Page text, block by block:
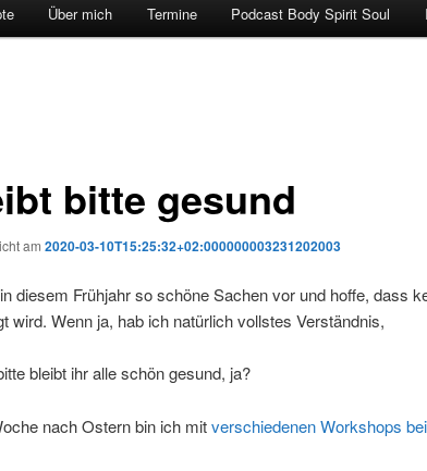
Über mich Termine Podcast Body Spirit Soul
bitte gesund
am 2020-03-10T15:25:32+02:000000003231202003
diesem Frühjahr so schöne Sachen vor und hoffe, dass
wird. Wenn ja, hab ich natürlich vollstes Verständnis,
bleibt ihr alle schön gesund, ja?
nach Ostern bin ich mitverschiedenen Workshops